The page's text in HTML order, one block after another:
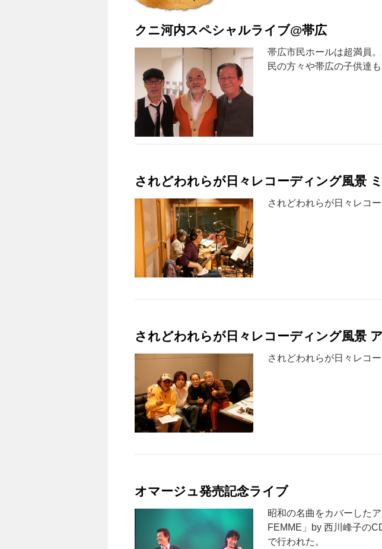
クニ河内スペシャルライブ@帯広
帯広市民ホールは超満員
民の方々や帯広の子供達
されどわれらが日々レコーディング風景
されどわれらが日々レコ
されどわれらが日々レコーディング風景
されどわれらが日々レコ
オマージュ発売記念ライブ
昭和の名曲をカバーした
FEMME」by 西川峰子の
で行われた。